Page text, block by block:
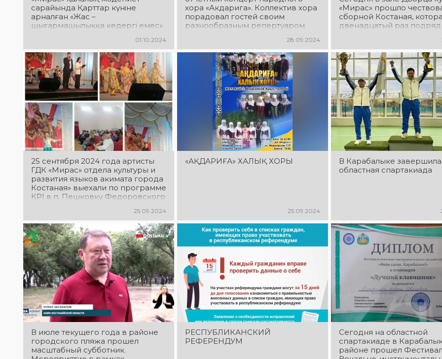
сарайында Қарттар күніне
арналған «Жас –
шығармашылыққа кедергі емес»
01.10.2024
хора «Акдарига». Коллектив хора
порадовал гостей своим
разнообразным репертуаром.
28.09.2024
«Мирас» прошло
сборной Костаная,
двенадцатый раз подряд
25 сентября 2024 года артисты
ГДК «Мирас» отдела культуры и
развития языков акимата города
Костаная» выехали по программе
КРI в п. Пешковку Федоровского
программе выступили: Ерболат
Жазыкпаев, Диас Кенжегарин,
Алтынай Каримова, Даулет
Актанов, Наталья Чернова,
Василиса Энгель, Ерлан
Бакытжан, ансамбль танца
«Эстель».
25.09.2024
«АҚДАРИҒА» ХАЛЫҚ ХОРЫ
25.09.2024
В Карабалыке
областная спартакиада
В июле текущего года в районе
городского пляжа прошел
масштабный субботник.
РЕСПУБЛИКАНСКИЙ
РЕФЕРЕНДУМ
Сегодня на областной
спартакиаде в
районе прошел